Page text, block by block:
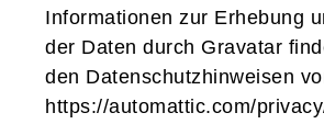
Informationen zur Erhebung
der Daten durch Gravatar
den Datenschutzhinweisen
https://automattic.com/